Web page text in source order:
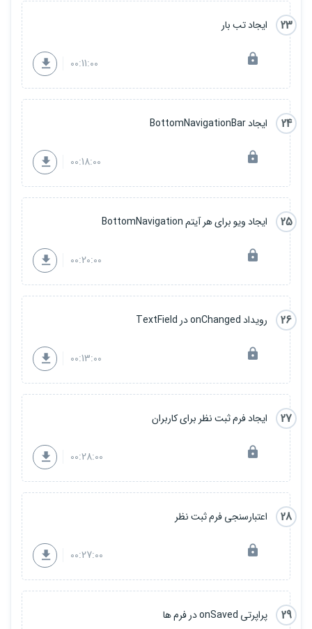
23 ایجاد تب بار
00:11:00
24 ایجاد BottomNavigationBar
00:18:00
25 ایجاد ویو برای هر آیتم BottomNavigation
00:20:00
26 رویداد onChanged در TextField
00:13:00
27 ایجاد فرم ثبت نظر برای کاربران
00:28:00
28 اعتبارسنجی فرم ثبت نظر
00:27:00
29 پراپرتی onSaved در فرم ها